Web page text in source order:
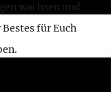
wachsen und
für Euch